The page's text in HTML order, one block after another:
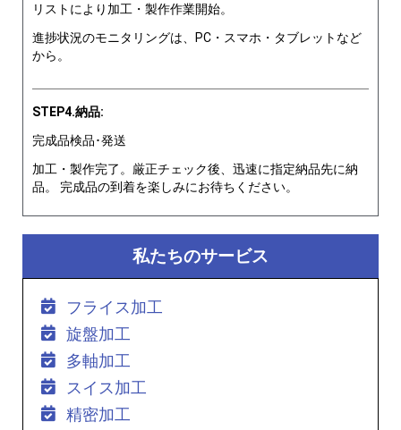
リストにより加工・製作作業開始。
進捗状況のモニタリングは、PC・スマホ・タブレットなど
から。
STEP4.納品:
完成品検品･発送
加工・製作完了。厳正チェック後、迅速に指定納品先に納
品。 完成品の到着を楽しみにお待ちください。
私たちのサービス
フライス加工
旋盤加工
多軸加工
スイス加工
精密加工